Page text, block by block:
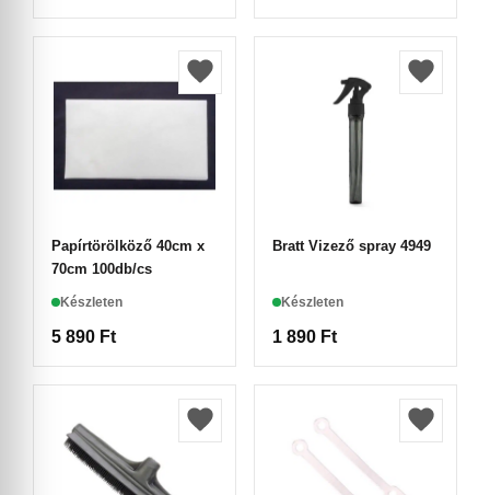
Papírtörölköző 40cm x
70cm 100db/cs
Készleten
5 890 Ft
Bratt Vizező spray 4949
Készleten
1 890 Ft